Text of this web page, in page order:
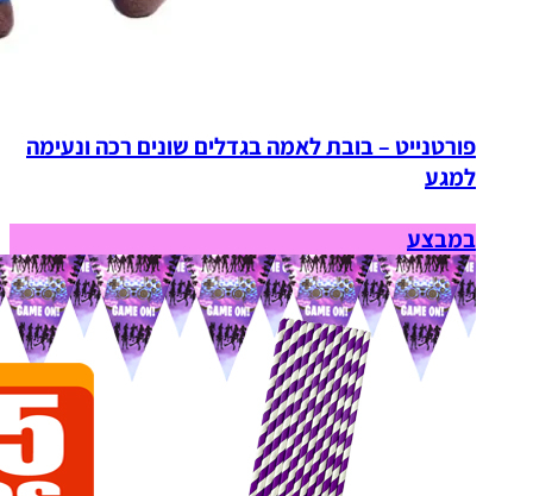
פורטנייט – בובת לאמה בגדלים שונים רכה ונעימה
למגע
במבצע